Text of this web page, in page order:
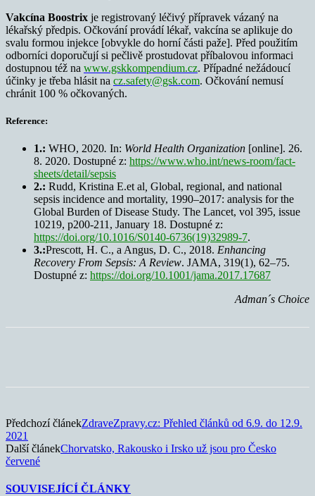
Vakcína Boostrix je registrovaný léčivý přípravek vázaný na
lékařský předpis. Očkování provádí lékař, vakcína se aplikuje do
svalu formou injekce [obvykle do horní části paže]. Před použitím
odborníci doporučují si pečlivě prostudovat příbalovou informaci
dostupnou též na www.gskkompendium.cz. Případné nežádoucí
účinky je třeba hlásit na cz.safety@gsk.com. Očkování nemusí
chránit 100 % očkovaných.
Reference:
1.: WHO, 2020. In: World Health Organization [online]. 26.
8. 2020. Dostupné z: https://www.who.int/news-room/fact-
sheets/detail/sepsis
2.: Rudd, Kristina E.et al Global, regional, and national
sepsis incidence and mortality, 1990–2017: analysis for the
Global Burden of Disease Study. The Lancet, vol 395, issue
10219, p200-211, January 18. Dostupné z:
https://doi.org/10.1016/S0140-6736(19)32989-7.
3.:Prescott, H. C., a Angus, D. C., 2018. Enhancing
Recovery From Sepsis: A Review. JAMA, 319(1), 62–75.
Dostupné z: https://doi.org/10.1001/jama.2017.17687
Adman´s Choice
Předchozí článekZdraveZpravy.cz: Přehled článků od 6.9. do 12.9.
2021
Další článekChorvatsko, Rakousko i Irsko už jsou pro Česko
červené
SOUVISEJÍCÍ ČLÁNKY